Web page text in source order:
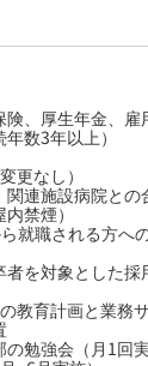
、厚生年金、雇
数3年以上）
更なし）
連施設病院との
禁煙）
就職される方へ
を対象とした採
教育計画と業務
勉強会（月1回実